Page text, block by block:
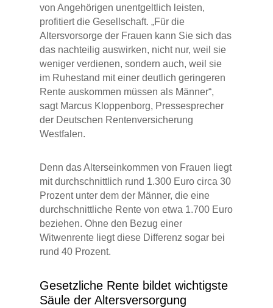
von Angehörigen unentgeltlich leisten,
profitiert die Gesellschaft. „Für die
Altersvorsorge der Frauen kann Sie sich das
das nachteilig auswirken, nicht nur, weil sie
weniger verdienen, sondern auch, weil sie
im Ruhestand mit einer deutlich geringeren
Rente auskommen müssen als Männer“,
sagt Marcus Kloppenborg, Pressesprecher
der Deutschen Rentenversicherung
Westfalen.
Denn das Alterseinkommen von Frauen liegt
mit durchschnittlich rund 1.300 Euro circa 30
Prozent unter dem der Männer, die eine
durchschnittliche Rente von etwa 1.700 Euro
beziehen. Ohne den Bezug einer
Witwenrente liegt diese Differenz sogar bei
rund 40 Prozent.
Gesetzliche Rente bildet wichtigste
Säule der Altersversorgung